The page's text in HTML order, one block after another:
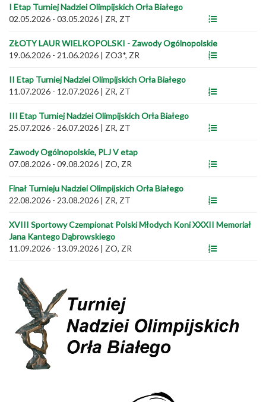
I Etap Turniej Nadziei Olimpijskich Orła Białego
02.05.2026 - 03.05.2026 | ZR, ZT
ZŁOTY LAUR WIELKOPOLSKI - Zawody Ogólnopolskie
19.06.2026 - 21.06.2026 | ZO3*, ZR
II Etap Turniej Nadziei Olimpijskich Orła Białego
11.07.2026 - 12.07.2026 | ZR, ZT
III Etap Turniej Nadziei Olimpijskich Orła Białego
25.07.2026 - 26.07.2026 | ZR, ZT
Zawody Ogólnopolskie, PLJ V etap
07.08.2026 - 09.08.2026 | ZO, ZR
Finał Turnieju Nadziei Olimpijskich Orła Białego
22.08.2026 - 23.08.2026 | ZR, ZT
XVIII Sportowy Czempionat Polski Młodych Koni XXXII Memoriał
Jana Kantego Dąbrowskiego
11.09.2026 - 13.09.2026 | ZO, ZR